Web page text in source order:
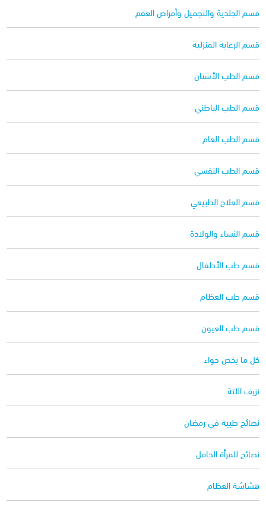
قسم الجلدية والتجميل وأمراض العقم
قسم الرعاية المنزلية
قسم الطب الأسنان
قسم الطب الباطني
قسم الطب العام
قسم الطب النفسي
قسم العلاج الطبيعي
قسم النساء والولادة
قسم طب الأطفال
قسم طب العظام
قسم طب العيون
كل ما يخص حواء
نزيف اللثة
نصائح طبية في رمضان
نصائح للمرأة الحامل
هشاشة العظام